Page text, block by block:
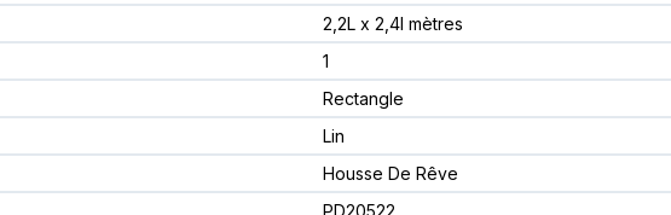
2,2L x 2,4l mètres
1
Rectangle
Lin
Housse De Rêve